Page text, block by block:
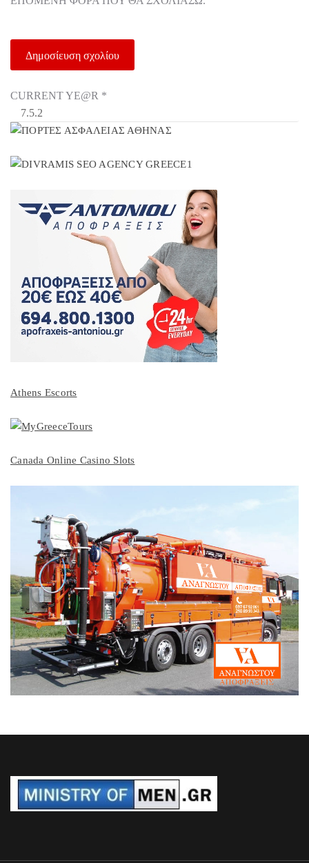
CURRENT YE@R *
Athens Escorts
Canada Online Casino Slots